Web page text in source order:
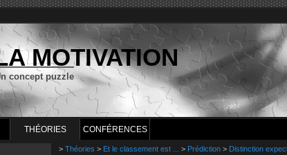
MOTIVATION
concept puzzle
THÉORIES CONFÉRENCES
> Théories > Et le classement est ... > Prédiction > Distinction